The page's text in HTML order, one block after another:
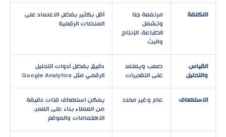
التكلفة
مرتفعة جدًا
وتشمل
الطباعة، الإنتاج
والبث
أقل بكثير بفضل الاعتماد على
المنصات الرقمية
القياس
والتحليل
صعب ويعتمد
على التقديرات
دقيق بفضل أدوات التحليل
الرقمي مثل Google Analytics
الاستهداف عام وغير محدد
يمكن استهداف فئات دقيقة
من العملاء بناءً على العمر،
الاهتمامات والموقع